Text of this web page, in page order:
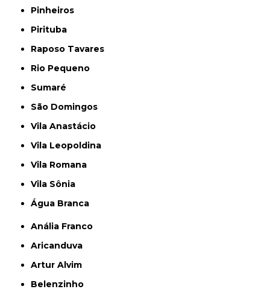
Pinheiros
Pirituba
Raposo Tavares
Rio Pequeno
Sumaré
São Domingos
Vila Anastácio
Vila Leopoldina
Vila Romana
Vila Sônia
Água Branca
Anália Franco
Aricanduva
Artur Alvim
Belenzinho